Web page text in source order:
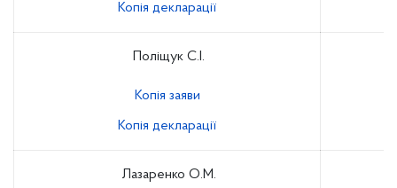
Копія декларації
Поліщук С.І.
Копія заяви
Копія декларації
Лазаренко О.М.